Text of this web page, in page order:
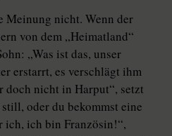
Meinung nicht. Wenn der
von dem „Heimatland“
„Was ist das, unser
erstarrt, es verschlägt ihm
doch nicht in Harput“, setzt
oder du bekommst eine
ich, ich bin Französin!“,